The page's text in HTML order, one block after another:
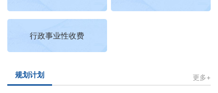
行政事业性收费
规划计划 更多+